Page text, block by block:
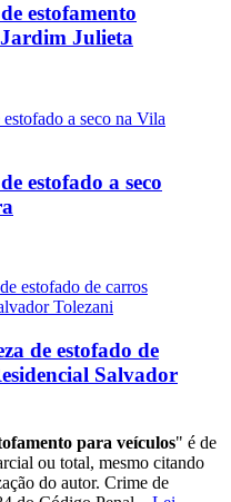
estofamento
Julieta
estofado a seco
de estofado de
Salvador
para veículos" é de
ou total, mesmo citando
do autor. Crime de